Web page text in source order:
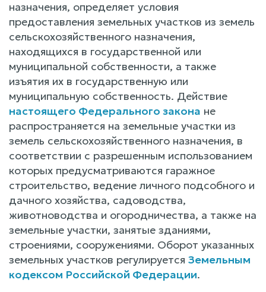
назначения, определяет условия
предоставления земельных участков из земель
сельскохозяйственного назначения,
находящихся в государственной или
муниципальной собственности, а также
изъятия их в государственную или
муниципальную собственность. Действие
настоящего Федерального закона не
распространяется на земельные участки из
земель сельскохозяйственного назначения, в
соответствии с разрешенным использованием
которых предусматриваются гаражное
строительство, ведение личного подсобного и
дачного хозяйства, садоводства,
животноводства и огородничества, а также на
земельные участки, занятые зданиями,
строениями, сооружениями. Оборот указанных
земельных участков регулируется Земельным
кодексом Российской Федерации.